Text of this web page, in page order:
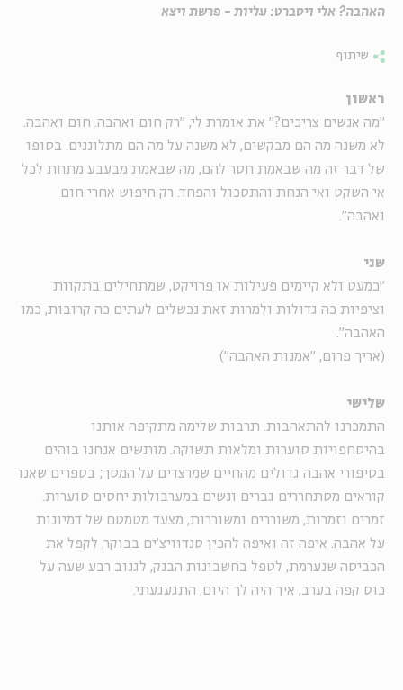
האהבה? אלי ויסברט: עליות - פרשת ויצא
שיתוף
ראשון
"מה אנשים צריכים?" את אומרת לי, "רק חום ואהבה. חום ואהבה.
לא משנה מה הם מבקשים, לא משנה על מה הם מתלוננים. בסופו
של דבר זה מה שבאמת חסר להם, מה שבאמת מבעבע מתחת לכל
אי השקט ואי הנחת והתסכול והפחד. רק חיפוש אחרי חום
ואהבה".
שני
"כמעט ולא קיימים פעילות או פרויקט, שמתחילים בתקוות
וציפיות כה גדולות ולמרות זאת נכשלים לעתים כה קרובות, כמו
האהבה".
(אריך פרום, "אמנות האהבה")
שלישי
התמכרנו להתאהבות. תרבות שלימה מתקיפה אותנו
בהיסחפויות סוערות ומלאות תשוקה. מותשים אנחנו בוהים
בסיפורי אהבה גדולים מהחיים שמרצדים על המסך; בספרים שאנו
קוראים מסתחררים גברים ונשים במערבולות יחסים סוערות.
זמרים וזמרות, משוררים ומשוררות, מצעד מטמטם של דמיונות
על אהבה. איפה זה ואיפה להכין סנדוויצ'ים בבוקר, לקפל את
הכביסה שנערמת, לטפל בחשבונות הבנק, לגנוב רבע שעה על
כוס קפה בערב, איך היה לך היום, התגעגעתי.